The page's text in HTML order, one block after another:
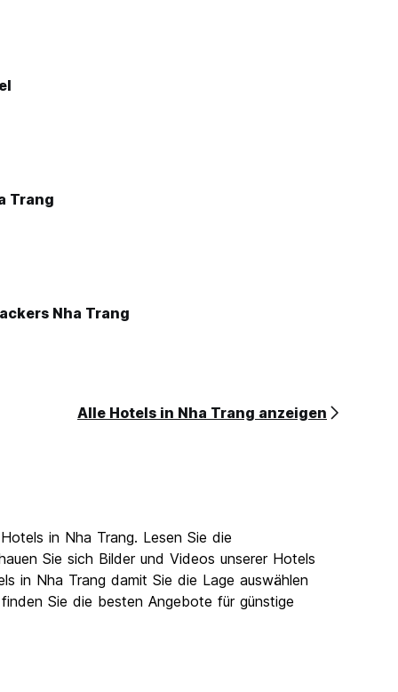
Trang
Nha Trang
Alle Hotels in Nha Trang anzeigen
in Nha Trang. Lesen Sie die
Sie sich Bilder und Videos unserer Hotels
in Nha Trang damit Sie die Lage auswählen
Sie die besten Angebote für günstige